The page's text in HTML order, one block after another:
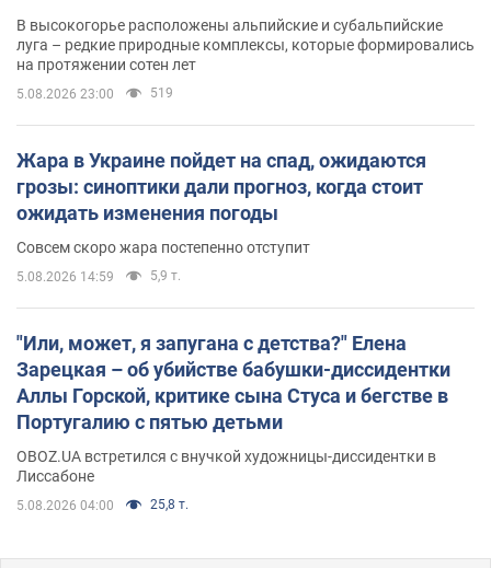
В высокогорье расположены альпийские и субальпийские
луга – редкие природные комплексы, которые формировались
на протяжении сотен лет
5.08.2026 23:00 519
Жара в Украине пойдет на спад, ожидаются
грозы: синоптики дали прогноз, когда стоит
ожидать изменения погоды
Совсем скоро жара постепенно отступит
5.08.2026 14:59 5,9 т.
"Или, может, я запугана с детства?" Елена
Зарецкая – об убийстве бабушки-диссидентки
Аллы Горской, критике сына Стуса и бегстве в
Португалию с пятью детьми
OBOZ.UA встретился с внучкой художницы-диссидентки в
Лиссабоне
5.08.2026 04:00 25,8 т.